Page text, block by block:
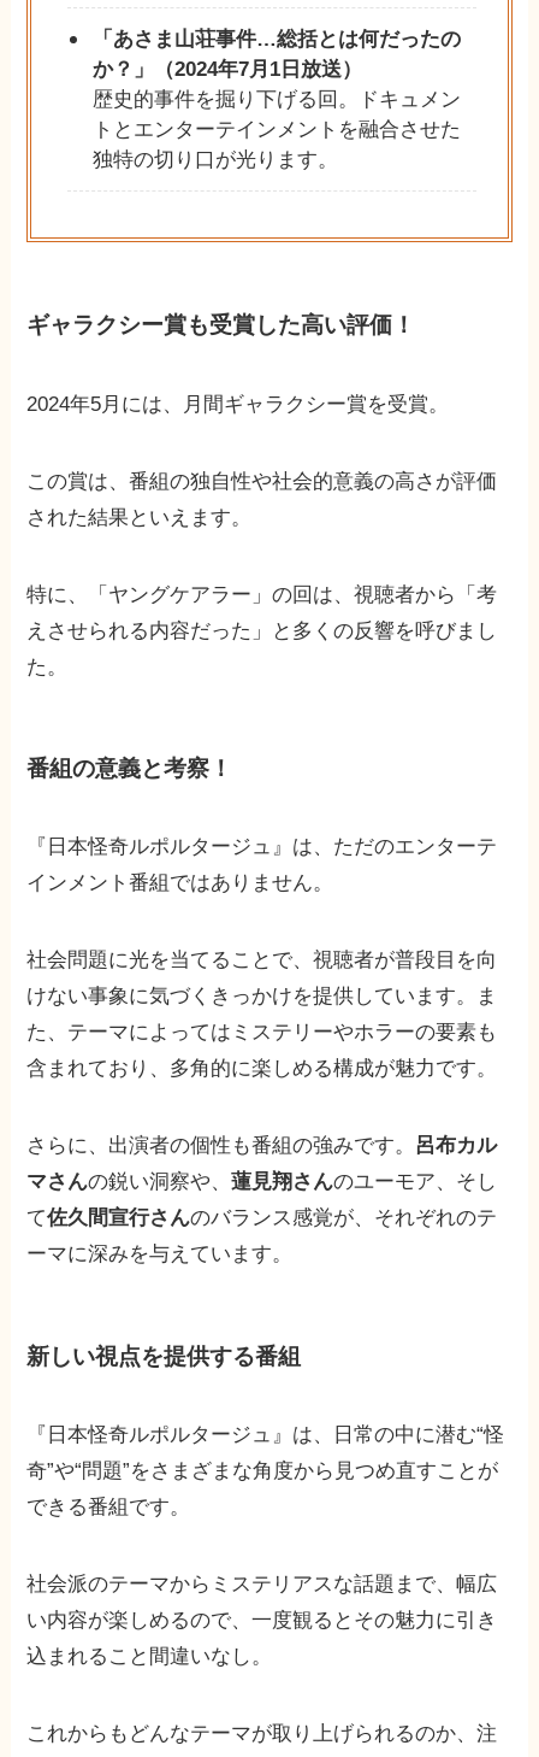
「あさま山荘事件…総括とは何だったの
か？」（2024年7月1日放送）
歴史的事件を掘り下げる回。ドキュメン
トとエンターテインメントを融合させた
独特の切り口が光ります。
ギャラクシー賞も受賞した高い評価！
2024年5月には、月間ギャラクシー賞を受賞。
この賞は、番組の独自性や社会的意義の高さが評価
された結果といえます。
特に、「ヤングケアラー」の回は、視聴者から「考
えさせられる内容だった」と多くの反響を呼びまし
た。
番組の意義と考察！
『日本怪奇ルポルタージュ』は、ただのエンターテ
インメント番組ではありません。
社会問題に光を当てることで、視聴者が普段目を向
けない事象に気づくきっかけを提供しています。ま
た、テーマによってはミステリーやホラーの要素も
含まれており、多角的に楽しめる構成が魅力です。
さらに、出演者の個性も番組の強みです。 呂布カル
マさんの鋭い洞察や、蓮見翔さんのユーモア、そし
て佐久間宣行さんのバランス感覚が、それぞれのテ
ーマに深みを与えています。
新しい視点を提供する番組
『日本怪奇ルポルタージュ』は、日常の中に潜む“怪
奇”や“問題”をさまざまな角度から見つめ直すことが
できる番組です。
社会派のテーマからミステリアスな話題まで、幅広
い内容が楽しめるので、一度観るとその魅力に引き
込まれること間違いなし。
これからもどんなテーマが取り上げられるのか、注